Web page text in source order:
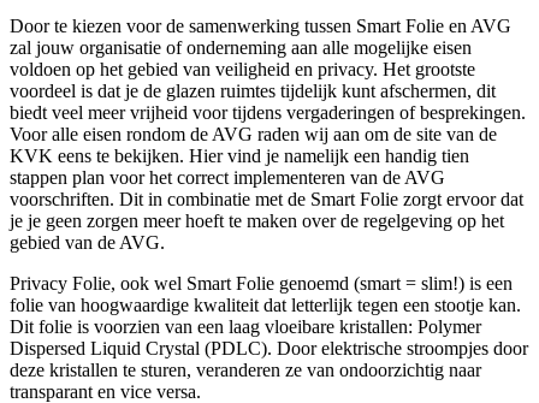
Door te kiezen voor de samenwerking tussen Smart Folie en AVG
zal jouw organisatie of onderneming aan alle mogelijke eisen
voldoen op het gebied van veiligheid en privacy. Het grootste
voordeel is dat je de glazen ruimtes tijdelijk kunt afschermen, dit
biedt veel meer vrijheid voor tijdens vergaderingen of besprekingen.
Voor alle eisen rondom de AVG raden wij aan om de site van de
KVK eens te bekijken. Hier vind je namelijk een handig tien
stappen plan voor het correct implementeren van de AVG
voorschriften. Dit in combinatie met de Smart Folie zorgt ervoor dat
je je geen zorgen meer hoeft te maken over de regelgeving op het
gebied van de AVG.
Privacy Folie, ook wel Smart Folie genoemd (smart = slim!) is een
folie van hoogwaardige kwaliteit dat letterlijk tegen een stootje kan.
Dit folie is voorzien van een laag vloeibare kristallen: Polymer
Dispersed Liquid Crystal (PDLC). Door elektrische stroompjes door
deze kristallen te sturen, veranderen ze van ondoorzichtig naar
transparant en vice versa.